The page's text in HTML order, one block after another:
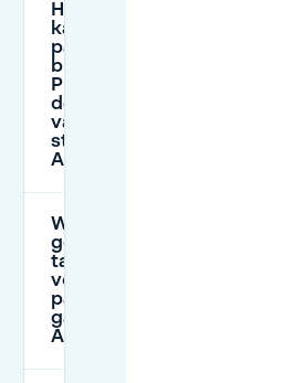
Hoe lang
kan ik
parkeren
bij een
P+R in
de buurt
van
station
Almelo?
Wat zijn de
gebruikelijke
tarieven
voor
parkeren in
garages in
Almelo?